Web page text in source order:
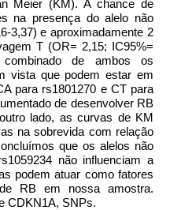
Meier (KM). A chance de
na presença do alelo não
3,37) e aproximadamente 2
T (OR= 2,15; IC95%=
de ambos os
vista que podem estar em
para rs1801270 e CT para
de desenvolver RB
lado, as curvas de KM
na sobrevida com relação
que os alelos não
não influenciam a
podem atuar como fatores
RB em nossa amostra.
CDKN1A, SNPs.